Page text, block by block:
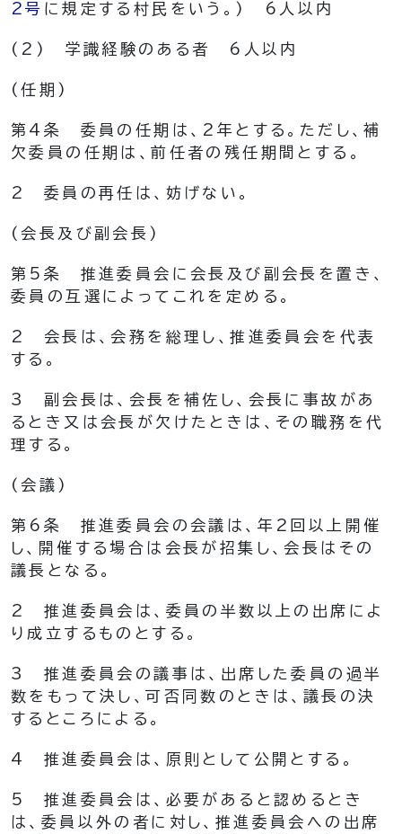
2号 に規定する村民をいう。) 6人以内
(2) 学識経験のある者 6人以内
(任期)
第4条 委員の任期は、2年とする。 ただし、補
欠委員の任期は、前任者の残任期間とする。
2 委員の再任は、妨げない。
(会長及び副会長)
第5条
推進委員会に会長及び副会長を置き、
委員の互選によってこれを定める。
2
会長は、会務を総理し、推進委員会を代表
する。
3
副会長は、会長を補佐し、会長に事故があ
るとき又は会長が欠けたときは、その職務を代
理する。
(会議)
第6条
推進委員会の会議は、年2回以上開催
し、開催する場合は会長が招集し、会長はその
議長となる。
2
推進委員会は、委員の半数以上の出席によ
り成立するものとする。
3
推進委員会の議事は、出席した委員の過半
数をもって決し、可否同数のときは、議長の決
するところによる。
4 推進委員会は、原則として公開とする。
5
推進委員会は、必要があると認めるとき
は、委員以外の者に対し、推進委員会への出席